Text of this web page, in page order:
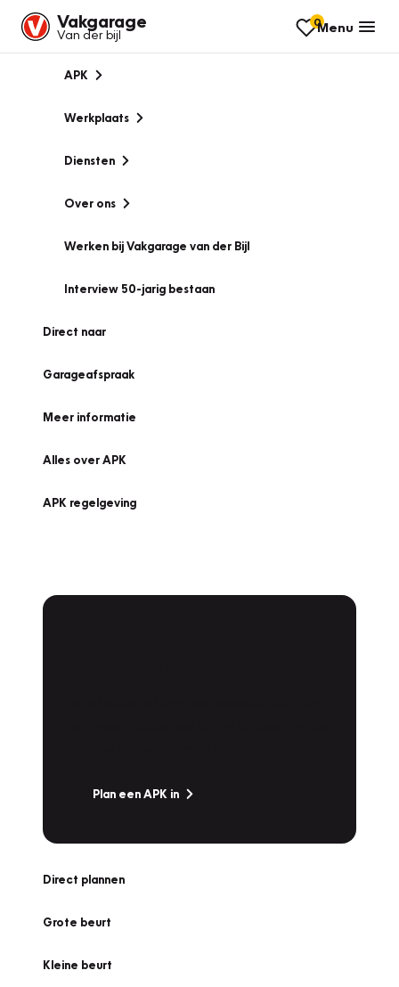
Vakgarage
Van der bijl
0Menu
APK
Werkplaats
Diensten
Over ons
Werken bij Vakgarage van der Bijl
Interview 50-jarig bestaan
Direct naar
Garageafspraak
Meer informatie
Alles over APK
APK regelgeving
Plan een APK in
Direct plannen
Grote beurt
Kleine beurt